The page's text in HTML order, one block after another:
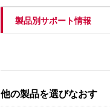
製品別サポート情報
他の製品を選びなおす